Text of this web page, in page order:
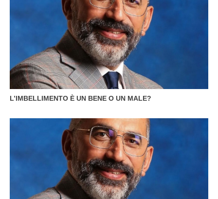
L’IMBELLIMENTO È UN BENE O UN MALE?